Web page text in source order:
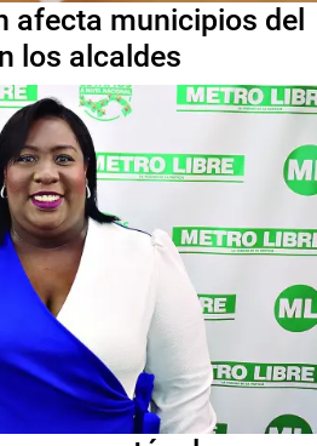
afecta municipios del
los alcaldes